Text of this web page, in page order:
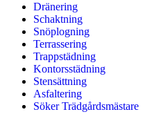
Dränering
Schaktning
Snöplogning
Terrassering
Trappstädning
Kontorsstädning
Stensättning
Asfaltering
Söker Trädgårdsmästare